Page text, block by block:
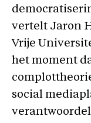
vertelt Jaron
Vrije
het moment
social